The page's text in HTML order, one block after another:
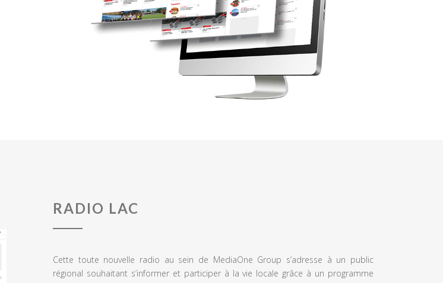
RADIO LAC
Cette toute nouvelle radio au sein de MediaOne Group s’adresse à un public
régional souhaitant s’informer et participer à la vie locale grâce à un programme